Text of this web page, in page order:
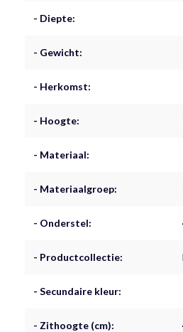
- Diepte:
- Gewicht:
- Herkomst:
- Hoogte:
- Materiaal:
- Materiaalgroep:
- Onderstel:
- Productcollectie:
- Secundaire kleur:
- Zithoogte (cm):